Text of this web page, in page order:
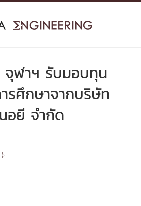
ฬาฯ รับมอบทุน
รศึกษาจากบริษัท
อยี จำกัด
